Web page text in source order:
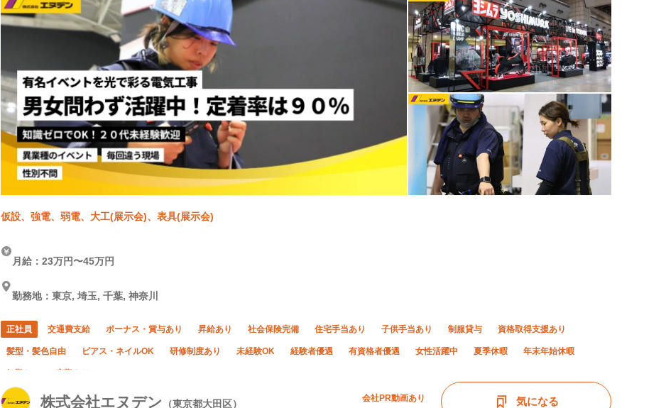
仮設、強電、弱電、大工(展示会)、表具(展示会)
株式会社エヌデン （東京都大田区） 会社PR動画あり
月給：23万円〜45万円
勤務地：東京, 埼玉, 千葉, 神奈川
正社員 交通費支給 ボーナス・賞与あり 昇給あり 社会保険完備 住宅手当あり 子供手当あり 制服貸与 資格取得支援あり
髪型・髪色自由 ピアス・ネイルOK 研修制度あり 未経験OK 経験者優遇 有資格者優遇 女性活躍中 夏季休暇 年末年始休暇
気になる